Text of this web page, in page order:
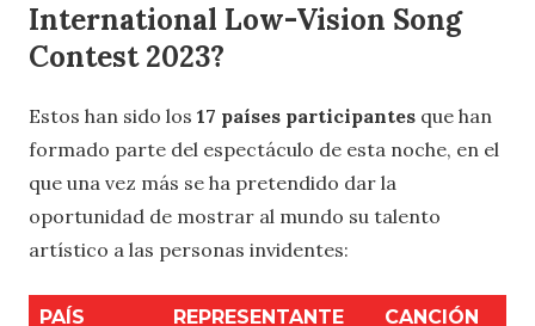
International Low-Vision Song
Contest 2023?
Estos han sido los 17 países participantes que han
formado parte del espectáculo de esta noche, en el
que una vez más se ha pretendido dar la
oportunidad de mostrar al mundo su talento
artístico a las personas invidentes:
PAÍS REPRESENTANTE CANCIÓN